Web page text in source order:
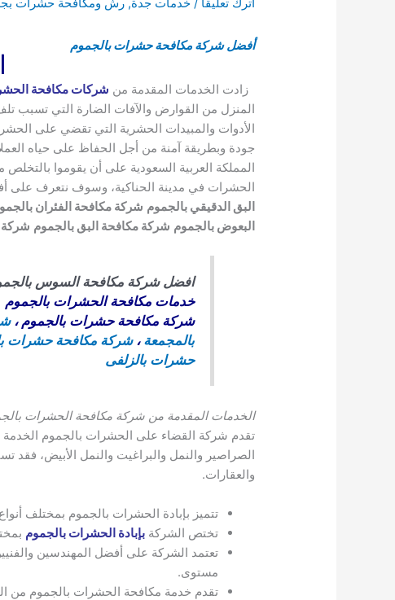
أفضل شركة مكافحة حشرات بالجموم
زادت الخدمات المقدمة من شركات مكافحة
المنزل من القوارض والآفات الضارة التي تسبب
الأدوات والمبيدات الحشرية التي تقضي على
جودة وبطريقة آمنة من أجل الحفاظ على حياه
المملكة العربية السعودية على أن يقوموا
الحشرات في مدينة الحناكية، وسوف نتعرف
البق الدقيقي بالجموم شركة مكافحة الفئران
البعوض بالجموم شركة مكافحة البق بالجموم شركة
افضل شركة مكافحة السوس
خدمات مكافحة الحشرات بالجموم
شركة مكافحة حشرات بالجموم ،
بالمجمعة ،شركة مكافحة حشرات
حشرات بالزلفى
الخدمات المقدمة من شركة مكافحة الحشرات
تقدم شركة القضاء على الحشرات بالجموم الخدمة
الصراصير والنمل والبراغيت والنمل الأبيض،
والعقارات.
تتميز بإبادة الحشرات بالجموم بمختلف
تختص الشركة بإبادة الحشرات بالجموم
تعتمد الشركة على أفضل المهندسين
مستوى.
تقدم خدمة مكافحة الحشرات بالجموم من